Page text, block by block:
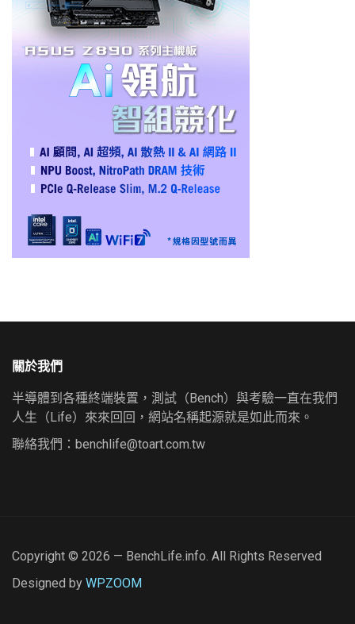
關於我們
半導體到各種終端裝置，測試（Bench）與考驗一直在我們
人生（Life）來來回回，網站名稱起源就是如此而來。
聯絡我們： benchlife@toart.com.tw
Copyright © 2026 — BenchLife.info. All Rights Reserved
Designed by WPZOOM